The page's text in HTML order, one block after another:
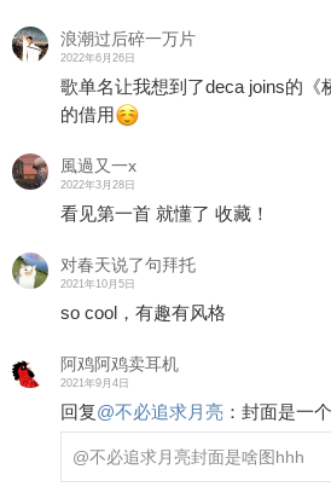
浪潮过后碎一万片
2022年6月26日
歌单名让我想到了deca joins的《
的借用
風過又一x
2022年3月28日
看见第一首 就懂了 收藏！
对春天说了句拜托
2021年10月5日
so cool，有趣有风格
阿鸡阿鸡卖耳机
2021年9月4日
回复@不必追求月亮 ： 封面是一
@不必追求月亮封面是啥图hhh